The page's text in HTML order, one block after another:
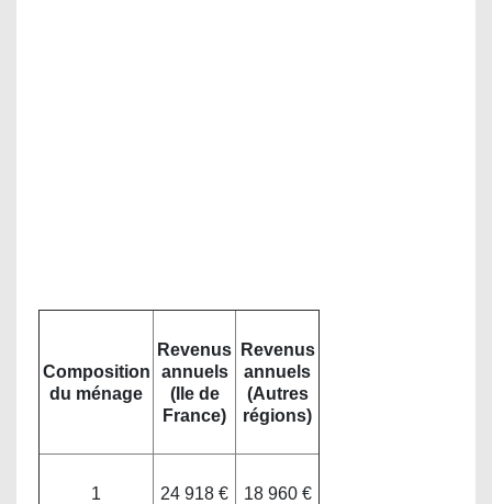
Composition
du ménage
Revenus
annuels
(Ile de
France)
Revenus
annuels
(Autres
régions)
1 24 918 € 18 960 €